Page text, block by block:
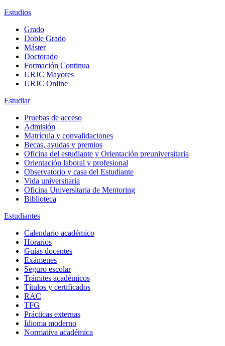
Estudios
Grado
Doble Grado
Máster
Doctorado
Formación Continua
URJC Mayores
URJC Online
Estudiar
Pruebas de acceso
Admisión
Matrícula y convalidaciones
Becas, ayudas y premios
Oficina del estudiante y Orientación preuniversitaria
Orientación laboral y profesional
Observatorio y casa del Estudiante
Vida universitaria
Oficina Universitaria de Mentoring
Biblioteca
Estudiantes
Calendario académico
Horarios
Guías docentes
Exámenes
Seguro escolar
Trámites académicos
Títulos y certificados
RAC
TFG
Prácticas externas
Idioma moderno
Normativa académica